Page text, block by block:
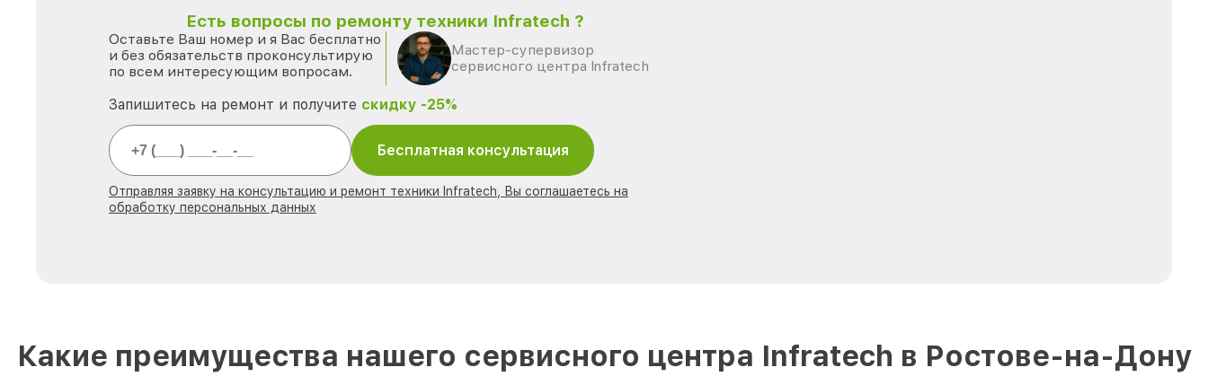
Есть вопросы по ремонту техники Infratech ?
Оставьте Ваш номер и я Вас бесплатно
и без обязательств проконсультирую
по всем интересующим вопросам.
Мастер-супервизор
сервисного центра Infratech
Запишитесь на ремонт и получите скидку -25%
Бесплатная консультация
Отправляя заявку на консультацию и ремонт техники Infratech, Вы соглашаетесь на
обработку персональных данных
Какие преимущества нашего сервисного центра Infratech в Ростове-на-Дону